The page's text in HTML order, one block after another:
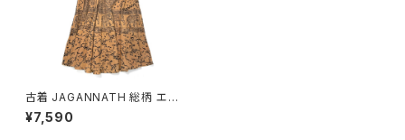
古着 JAGANNATH 総柄 エス
ニック柄 コットン ロング丈 半袖
ワンピース オレンジ (otu2507
¥7,590